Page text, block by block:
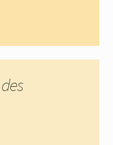
des